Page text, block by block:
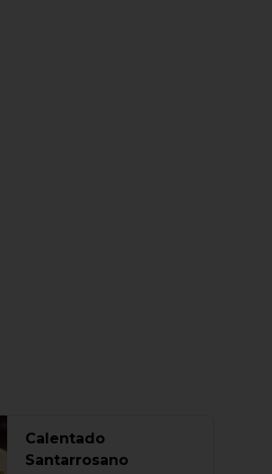
Calentado
Santarrosano